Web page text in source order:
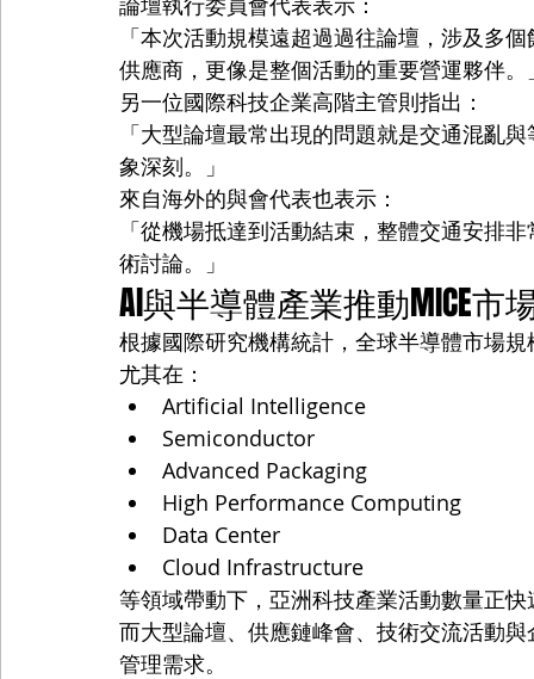
「本次活動規模遠超過過往論壇，涉及多
供應商，更像是整個活動的重要營運夥伴。
另一位國際科技企業高階主管則指出：
「大型論壇最常出現的問題就是交通混亂
象深刻。」
來自海外的與會代表也表示：
「從機場抵達到活動結束，整體交通安排
術討論。」
AI與半導體產業推動MICE市
根據國際研究機構統計，全球半導體市場
尤其在：
Artificial Intelligence
Semiconductor
Advanced Packaging
High Performance Computing
Data Center
Cloud Infrastructure
等領域帶動下，亞洲科技產業活動數量正快
而大型論壇、供應鏈峰會、技術交流活動
管理需求。